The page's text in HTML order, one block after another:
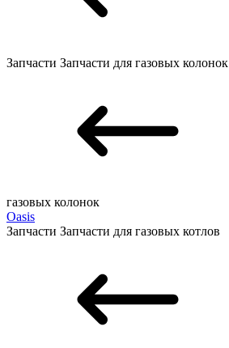
Запчасти Запчасти для газовых колонок
газовых колонок
Oasis
Запчасти Запчасти для газовых котлов